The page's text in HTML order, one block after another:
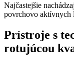
Najčastejšie
povrchovo aktívnych
Prístroje s
rotujúcou